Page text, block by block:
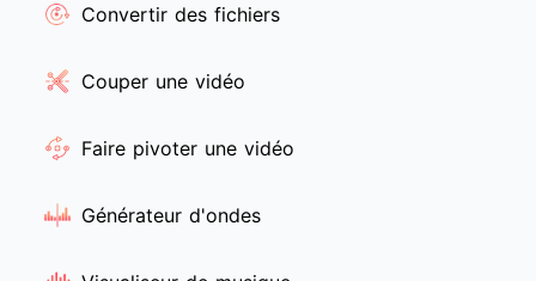
Convertir des fichiers
Couper une vidéo
Faire pivoter une vidéo
Générateur d'ondes